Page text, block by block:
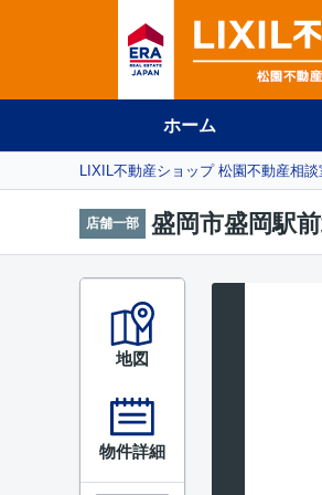
ホーム
LIXIL不動産ショップ 松園不動産相談
店舗一部 盛岡市盛岡駅
地図
物件詳細